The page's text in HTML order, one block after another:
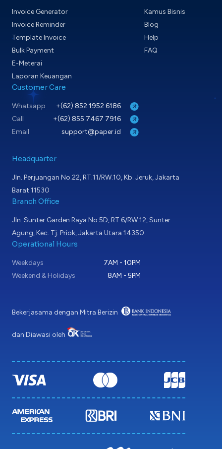
Invoice Generator
Invoice Reminder
Template Invoice
Bulk Payment
E-Meterai
Laporan Keuangan
Kamus Bisnis
Blog
Help
FAQ
Customer Care
Whatsapp
+(62) 852 1952 6186
Call
+(62) 855 7467 7916
Email
support@paper.id
Headquarter
Jln. Perjuangan No.22, RT.11/RW.10, Kb. Jeruk, Jakarta
Barat 11530
Branch Office
Jln. Sunter Garden Raya No.5D, RT.6/RW.12, Sunter
Agung, Kec. Tj. Priok, Jakarta Utara 14350
Operational Hours
Weekdays
7AM - 10PM
Weekend & Holidays
8AM - 5PM
Bekerjasama dengan Mitra Berizin
dan Diawasi oleh